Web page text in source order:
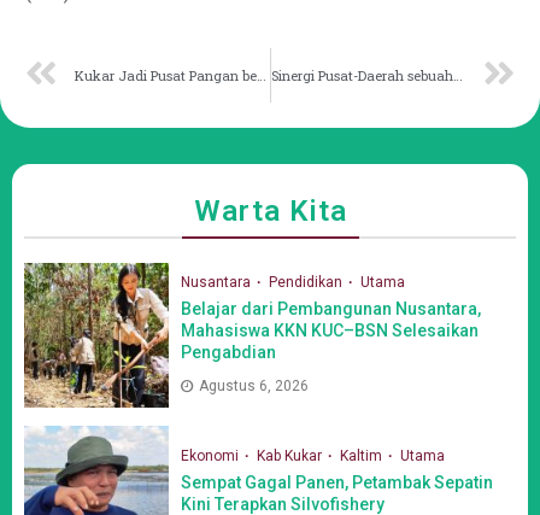
Warta Kita
Nusantara Pendidikan Utama
Belajar dari Pembangunan Nusantara,
Mahasiswa KKN KUC–BSN Selesaikan
Pengabdian
Agustus 6, 2026
Ekonomi Kab Kukar Kaltim Utama
Sempat Gagal Panen, Petambak Sepatin
Kini Terapkan Silvofishery